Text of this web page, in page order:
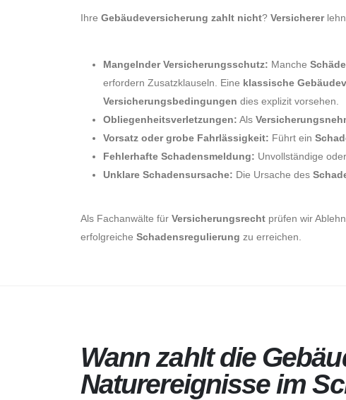
Ihre Gebäudeversicherung zahlt nicht? Versicherer
Mangelnder Versicherungsschutz: Manche
erfordern Zusatzklauseln. Eine klassische
Versicherungsbedingungen dies explizit vorsehen.
Obliegenheitsverletzungen: Als
Vorsatz oder grobe Fahrlässigkeit: Führt ein
Fehlerhafte Schadensmeldung: Unvollständige
Unklare Schadensursache: Die Ursache des
Als Fachanwälte für Versicherungsrecht prüfen wir
erfolgreiche Schadensregulierung zu erreichen.
About Us
Wann zahlt die
Naturereignisse im